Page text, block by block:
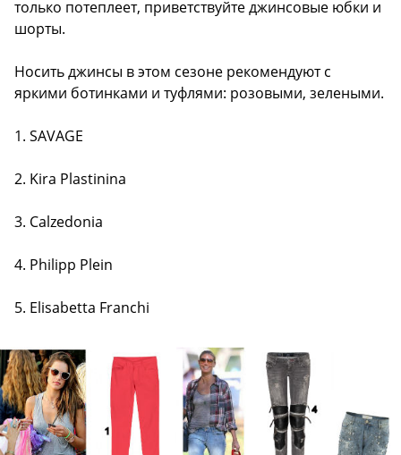
только потеплеет, приветствуйте джинсовые юбки и
шорты.
Носить джинсы в этом сезоне рекомендуют с
яркими ботинками и туфлями: розовыми, зелеными.
1. SAVAGE
2. Kira Plastinina
3. Calzedonia
4. Philipp Plein
5. Elisabetta Franchi